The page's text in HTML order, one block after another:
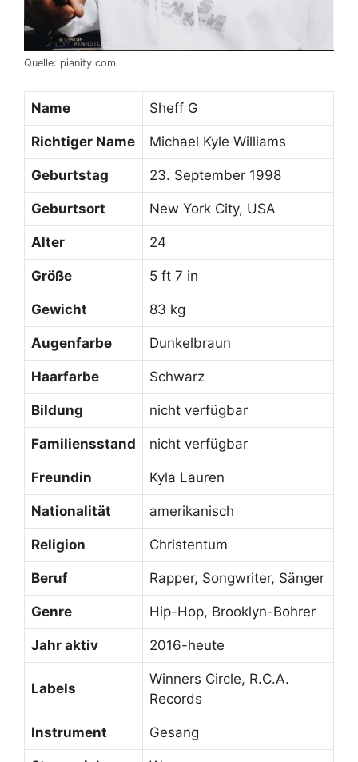
Quelle: pianity.com
Name Sheff G
Richtiger Name Michael Kyle Williams
Geburtstag 23. September 1998
Geburtsort New York City, USA
Alter 24
Größe 5 ft 7 in
Gewicht 83 kg
Augenfarbe Dunkelbraun
Haarfarbe Schwarz
Bildung nicht verfügbar
Familiensstand nicht verfügbar
Freundin Kyla Lauren
Nationalität amerikanisch
Religion Christentum
Beruf Rapper, Songwriter, Sänger
Genre Hip-Hop, Brooklyn-Bohrer
Jahr aktiv 2016-heute
Labels
Winners Circle, R.C.A.
Records
Instrument Gesang